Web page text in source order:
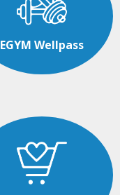
EGYM Wellpass